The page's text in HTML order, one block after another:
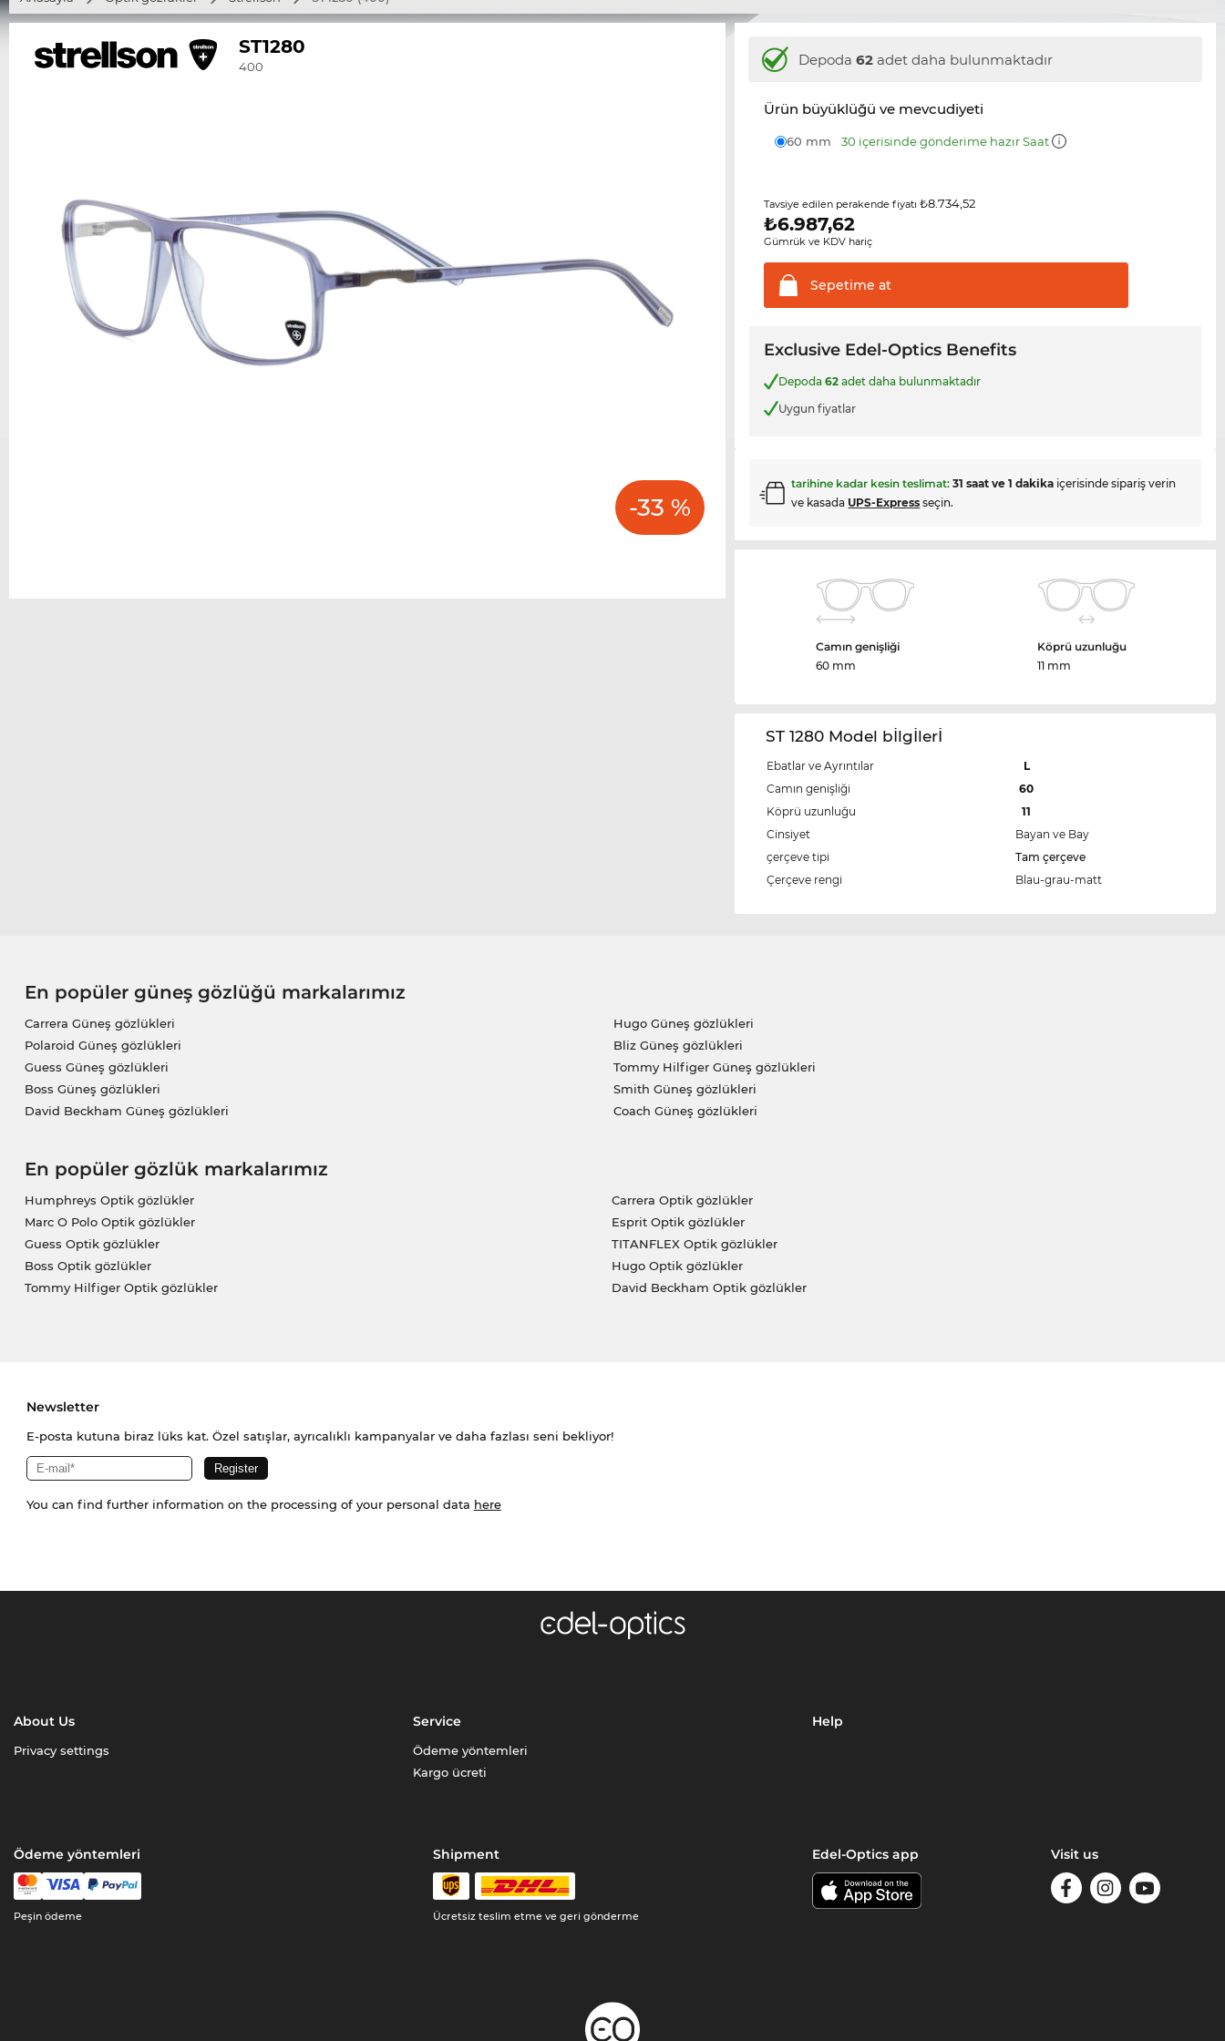
ST1280
400
-33 %
Depoda62 adet daha bulunmaktadır
Ürün büyüklüğü ve mevcudiyeti
60 mm 30 içerisinde gönderime hazır Saat
Tavsiye edilen perakende fiyatı₺8.734,52
₺6.987,62
Gümrük ve KDV hariç
Sepetime at
Exclusive Edel-Optics Benefits
Depoda62 adet daha bulunmaktadır
Uygun fiyatlar
tarihine kadar kesin teslimat: 31 saat ve 1 dakika içerisinde sipariş verin
ve kasada UPS-Express seçin.
Camın genişliği
60 mm
Köprü uzunluğu
11 mm
ST 1280 Model bİlgİlerİ
Ebatlar ve Ayrıntılar
L
Camın genişliği
60
Köprü uzunluğu
11
Cinsiyet
Bayan ve Bay
çerçeve tipi
Tam çerçeve
Çerçeve rengi
Blau-grau-matt
En popüler güneş gözlüğü markalarımız
Carrera Güneş gözlükleri
Polaroid Güneş gözlükleri
Guess Güneş gözlükleri
Boss Güneş gözlükleri
David Beckham Güneş gözlükleri
Hugo Güneş gözlükleri
Bliz Güneş gözlükleri
Tommy Hilfiger Güneş gözlükleri
Smith Güneş gözlükleri
Coach Güneş gözlükleri
En popüler gözlük markalarımız
Humphreys Optik gözlükler
Marc O Polo Optik gözlükler
Guess Optik gözlükler
Boss Optik gözlükler
Tommy Hilfiger Optik gözlükler
Carrera Optik gözlükler
Esprit Optik gözlükler
TITANFLEX Optik gözlükler
Hugo Optik gözlükler
David Beckham Optik gözlükler
Newsletter
E-posta kutuna biraz lüks kat. Özel satışlar, ayrıcalıklı kampanyalar ve daha fazlası seni bekliyor!
You can find further information on the processing of your personal data here
About Us
Privacy settings
Service
Ödeme yöntemleri
Kargo ücreti
Help
Ödeme yöntemleri
Peşin ödeme
Shipment
Ücretsiz teslim etme ve geri gönderme
Edel-Optics app Visit us